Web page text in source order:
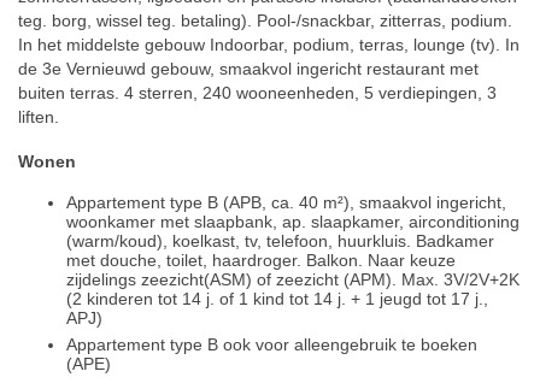
teg. borg, wissel teg. betaling). Pool-/snackbar, zitterras, podium.
In het middelste gebouw Indoorbar, podium, terras, lounge (tv). In
de 3e Vernieuwd gebouw, smaakvol ingericht restaurant met
buiten terras. 4 sterren, 240 wooneenheden, 5 verdiepingen, 3
liften.
Wonen
Appartement type B (APB, ca. 40 m²), smaakvol ingericht,
woonkamer met slaapbank, ap. slaapkamer, airconditioning
(warm/koud), koelkast, tv, telefoon, huurkluis. Badkamer
met douche, toilet, haardroger. Balkon. Naar keuze
zijdelings zeezicht(ASM) of zeezicht (APM). Max. 3V/2V+2K
(2 kinderen tot 14 j. of 1 kind tot 14 j. + 1 jeugd tot 17 j.,
APJ)
Appartement type B ook voor alleengebruik te boeken
(APE)